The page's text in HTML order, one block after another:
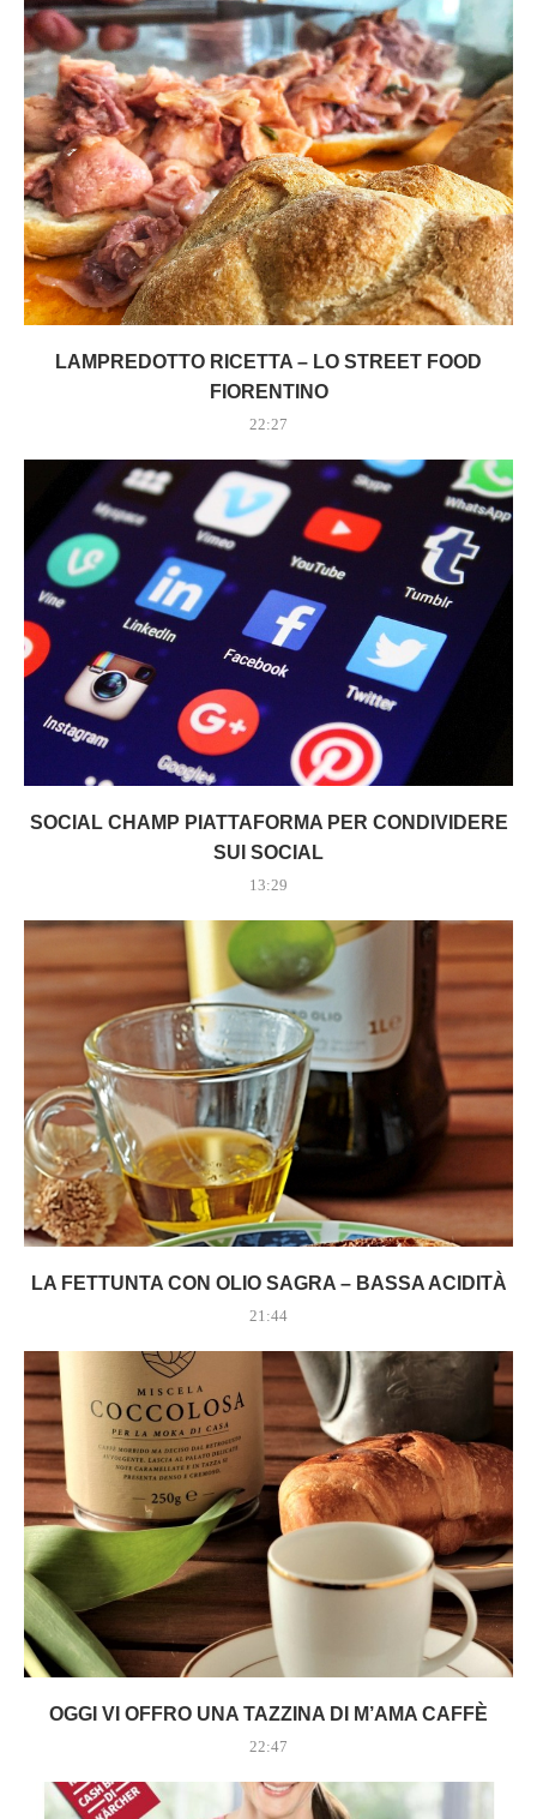
LAMPREDOTTO RICETTA – LO STREET FOOD
FIORENTINO
22:27
SOCIAL CHAMP PIATTAFORMA PER CONDIVIDERE
SUI SOCIAL
13:29
LA FETTUNTA CON OLIO SAGRA – BASSA ACIDITÀ
21:44
OGGI VI OFFRO UNA TAZZINA DI M’AMA CAFFÈ
22:47